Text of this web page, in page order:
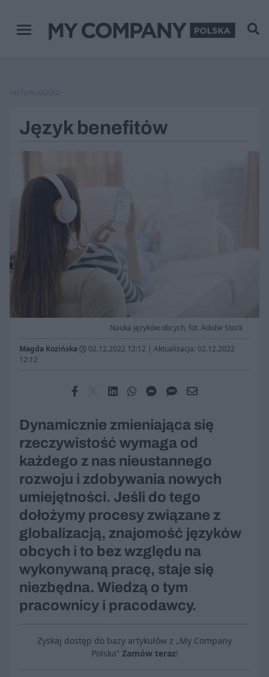
Menu główne REKLAMA
Język benefitów
Nauka języków obcych, fot. Adobe Stock
Magda Kozińska 02.12.2022 12:12 | Aktualizacja: 02.12.2022
12:12
Dynamicznie zmieniająca się
rzeczywistość wymaga od
każdego z nas nieustannego
rozwoju i zdobywania nowych
umiejętności. Jeśli do tego
dołożymy procesy związane z
globalizacją, znajomość języków
obcych i to bez względu na
wykonywaną pracę, staje się
niezbędna. Wiedzą o tym
pracownicy i pracodawcy.
Zyskaj dostęp do bazy artykułów z „My Company
Polska” Zamów teraz!